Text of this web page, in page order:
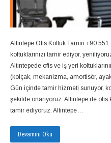
Altıntepe Ofis Koltuk Tamiri +90
koltuklarınızı tamir ediyor,
Altıntepede ofis ve iş yeri
(kolçak, mekanizma, amortisör,
Gün içinde tamir hizmeti sunuyor,
şekilde onarıyoruz. Altıntepe de ofis
tamir ediyoruz. Altıntepe…
Devamını Oku